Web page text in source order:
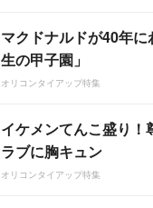
マクドナルドが40年
生の甲子園」
オリコンタイアップ特集
イケメンてんこ盛り！
ラブに胸キュン
オリコンタイアップ特集